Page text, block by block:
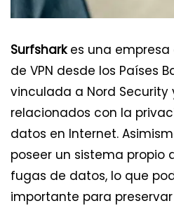
Surfsharkes una
de VPN desde los Países
vinculada a Nord
relacionados con la
datos en Internet.
poseer un sistema propio
fugas de datos, lo que
importante para